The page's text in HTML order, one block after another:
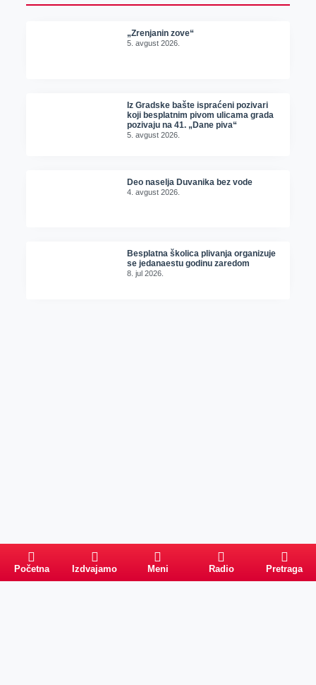
„Zrenjanin zove“
5. avgust 2026.
Iz Gradske bašte ispraćeni pozivari
koji besplatnim pivom ulicama grada
pozivaju na 41. „Dane piva“
5. avgust 2026.
Deo naselja Duvanika bez vode
4. avgust 2026.
Besplatna školica plivanja organizuje
se jedanaestu godinu zaredom
8. jul 2026.
Početna Izdvajamo Meni Radio Pretraga